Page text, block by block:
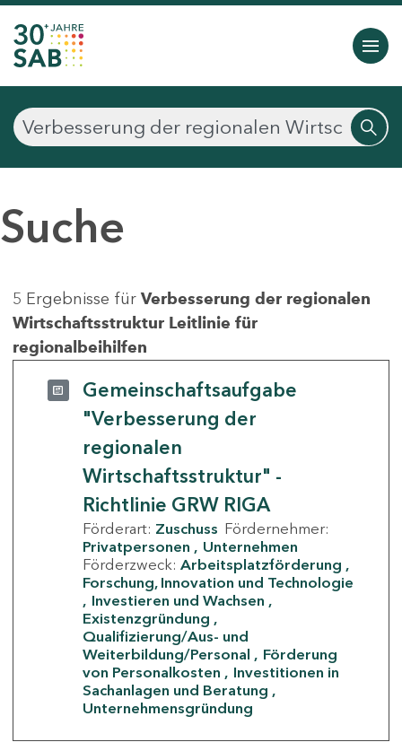
Suche
5 Ergebnisse für Verbesserung der regionalen
Wirtschaftsstruktur Leitlinie für
regionalbeihilfen
Gemeinschaftsaufgabe
"Verbesserung der
regionalen
Wirtschaftsstruktur" -
Richtlinie GRW RIGA
Förderart: Zuschuss Fördernehmer:
Privatpersonen
Unternehmen
Förderzweck: Arbeitsplatzförderung
Forschung, Innovation und Technologie
Investieren und Wachsen
Existenzgründung
Qualifizierung/Aus- und
Weiterbildung/Personal
Förderung
von Personalkosten
Investitionen in
Sachanlagen und Beratung
Unternehmensgründung